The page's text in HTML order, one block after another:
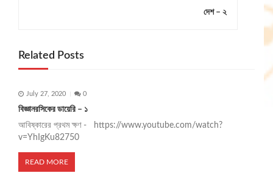
v
i
g
a
t
দেশ – ২
Related Posts
July 27, 2020 0
বিজ্ঞানরসিকের ডায়েরি – ১
আবিষ্কারের প্রথম ক্ষণ - https://www.youtube.com/watch?
v=YhIgKu82750
READ MORE